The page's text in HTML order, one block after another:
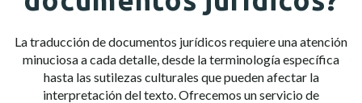
La traducción de documentos jurídicos requiere una atención
minuciosa a cada detalle, desde la terminología específica
hasta las sutilezas culturales que pueden afectar la
interpretación del texto. Ofrecemos un servicio de